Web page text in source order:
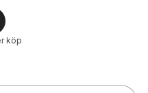
köp